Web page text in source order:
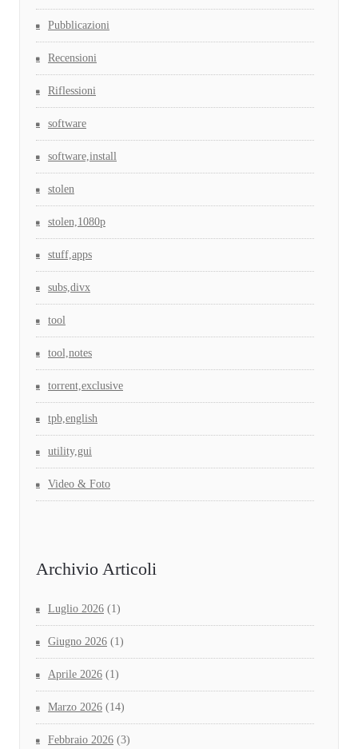
Pubblicazioni
Recensioni
Riflessioni
software
software,install
stolen
stolen,1080p
stuff,apps
subs,divx
tool
tool,notes
torrent,exclusive
tpb,english
utility,gui
Video & Foto
Archivio Articoli
Luglio 2026 (1)
Giugno 2026 (1)
Aprile 2026 (1)
Marzo 2026 (14)
Febbraio 2026 (3)